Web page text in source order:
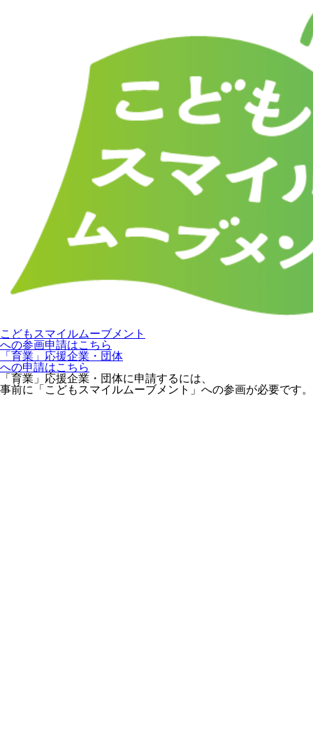
こどもスマイルムーブメント
への参画申請はこちら
「育業」応援企業・団体
への申請はこちら
「育業」応援企業・団体に申請するには、
事前に「こどもスマイルムーブメント」への参画が必要です。